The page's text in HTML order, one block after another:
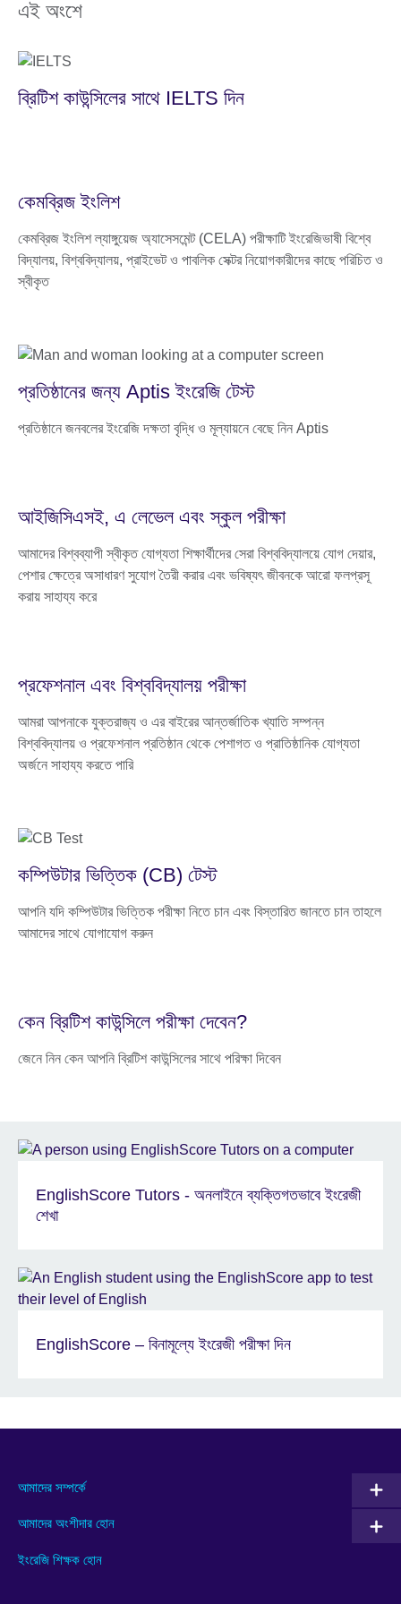
এই অংশে
ব্রিটিশ কাউন্সিলের সাথে IELTS দিন
কেমব্রিজ ইংলিশ
কেমব্রিজ ইংলিশ ল্যাঙ্গুয়েজ অ্যাসেসমেন্ট (CELA) পরীক্ষাটি ইংরেজিভাষী বিশ্বে
বিদ্যালয়, বিশ্ববিদ্যালয়, প্রাইভেট ও পাবলিক সেক্টর নিয়োগকারীদের কাছে পরিচিত ও
স্বীকৃত
প্রতিষ্ঠানের জন্য Aptis ইংরেজি টেস্ট
প্রতিষ্ঠানে জনবলের ইংরেজি দক্ষতা বৃদ্ধি ও মূল্যায়নে বেছে নিন Aptis
আইজিসিএসই, এ লেভেল এবং স্কুল পরীক্ষা
আমাদের বিশ্বব্যাপী স্বীকৃত যোগ্যতা শিক্ষার্থীদের সেরা বিশ্ববিদ্যালয়ে যোগ দেয়ার,
পেশার ক্ষেত্রে অসাধারণ সুযোগ তৈরী করার এবং ভবিষ্যৎ জীবনকে আরো ফলপ্রসূ
করায় সাহায্য করে
প্রফেশনাল এবং বিশ্ববিদ্যালয় পরীক্ষা
আমরা আপনাকে যুক্তরাজ্য ও এর বাইরের আন্তর্জাতিক খ্যাতি সম্পন্ন
বিশ্ববিদ্যালয় ও প্রফেশনাল প্রতিষ্ঠান থেকে পেশাগত ও প্রাতিষ্ঠানিক যোগ্যতা
অর্জনে সাহায্য করতে পারি
কম্পিউটার ভিত্তিক (CB) টেস্ট
আপনি যদি কম্পিউটার ভিত্তিক পরীক্ষা নিতে চান এবং বিস্তারিত জানতে চান তাহলে
আমাদের সাথে যোগাযোগ করুন
কেন ব্রিটিশ কাউন্সিলে পরীক্ষা দেবেন?
জেনে নিন কেন আপনি ব্রিটিশ কাউন্সিলের সাথে পরিক্ষা দিবেন
EnglishScore Tutors - অনলাইনে ব্যক্তিগতভাবে ইংরেজী
শেখা
EnglishScore – বিনামূল্যে ইংরেজী পরীক্ষা দিন
আমাদের সম্পর্কে
আমাদের অংশীদার হোন
ইংরেজি শিক্ষক হোন